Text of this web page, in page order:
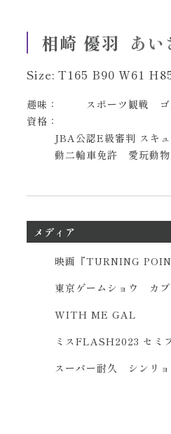
相崎 優羽 あい
Size: T165 B90 W61
趣味： スポーツ観戦 ゴ
資格：
JBA公認E級審判 スキ
動二輪車免許 愛玩動物
メディア
映画『TURNING
東京ゲームショウ カプ
WITH ME GAL
ミスFLASH2023 セミ
スーパー耐久 シンリョ